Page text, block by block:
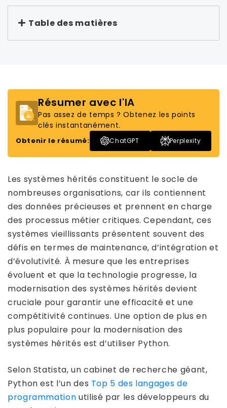
Table des matières
Résumer avec l'IA
Pas assez de temps ? Obtenez les points
clés instantanément.
Obtenir le résumé: ChatGPT Perplexity
Les systèmes hérités constituent le socle de
nombreuses organisations, car ils contiennent
des données précieuses et prennent en charge
des processus métier critiques. Cependant, ces
systèmes vieillissants présentent souvent des
défis en termes de maintenance, d’intégration et
d’évolutivité. À mesure que les entreprises
évoluent et que la technologie progresse, la
modernisation des systèmes hérités devient
cruciale pour garantir une efficacité et une
compétitivité continues. Une option de plus en
plus populaire pour la modernisation des
systèmes hérités est d’utiliser Python.
Selon Statista, un cabinet de recherche géant,
Python est l’un des Top 5 des langages de
programmation utilisé par les développeurs du